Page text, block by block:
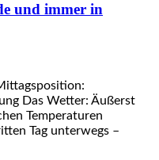
und immer in
Das Wetter: Äußerst
Temperaturen
Tag unterwegs –